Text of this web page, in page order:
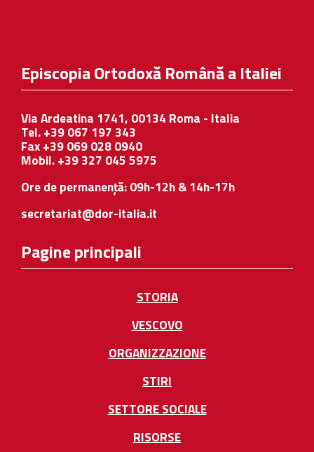
Episcopia Ortodoxă Română a Italiei
Via Ardeatina 1741, 00134 Roma - Italia
Tel. +39 067 197 343
Fax +39 069 028 0940
Mobil. +39 327 045 5975
Ore de permanență: 09h-12h & 14h-17h
secretariat@dor-italia.it
Pagine principali
STORIA
VESCOVO
ORGANIZZAZIONE
STIRI
SETTORE SOCIALE
RISORSE